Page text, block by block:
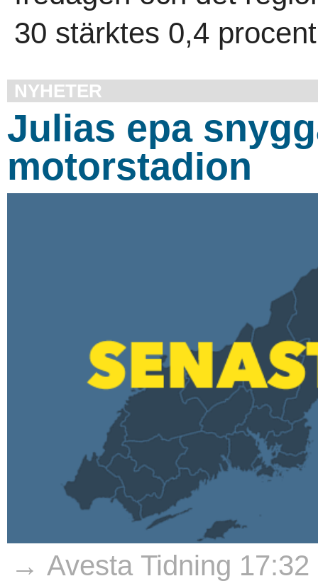
30 stärktes 0,4
NYHETER
Julias epa
motorstadion
→ Avesta Tidning 17:32